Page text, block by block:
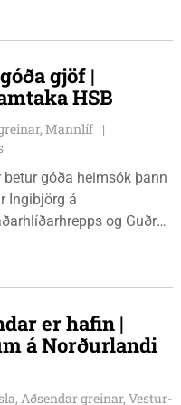
gjöf |
HSB
Mannlíf
góða heimsók þann
Ingibjörg á
og Guðrún
er hafin |
á Norðurlandi
Aðsendar greinar, Vestur-